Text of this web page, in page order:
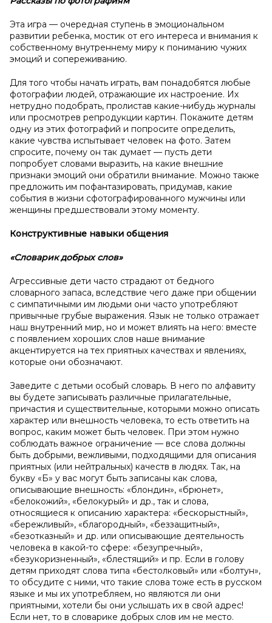
Эта игра — очередная ступень в эмоциональном
развитии ребенка, мостик от его интереса и внимания к
собственному внутреннему миру к пониманию чужих
эмоций и сопереживанию.
Для того чтобы начать играть, вам понадобятся любые
фотографии людей, отражающие их настроение. Их
нетрудно подобрать, пролистав какие-нибудь журналы
или просмотрев репродукции картин. Покажите детям
одну из этих фотографий и попросите определить,
какие чувства испытывает человек на фото. Затем
спросите, почему он так думает — пусть дети
попробует словами выразить, на какие внешние
признаки эмоций они обратили внимание. Можно также
предложить им пофантазировать, придумав, какие
события в жизни сфотографированного мужчины или
женщины предшествовали этому моменту.
Конструктивные навыки общения
«Словарик добрых слов»
Агрессивные дети часто страдают от бедного
словарного запаса, вследствие чего даже при общении
с симпатичными им людьми они часто употребляют
привычные грубые выражения. Язык не только отражает
наш внутренний мир, но и может влиять на него: вместе
с появлением хороших слов наше внимание
акцентируется на тех приятных качествах и явлениях,
которые они обозначают.
Заведите с детьми особый словарь. В него по алфавиту
вы будете записывать различные прилагательные,
причастия и существительные, которыми можно описать
характер или внешность человека, то есть ответить на
вопрос, каким может быть человек. При этом нужно
соблюдать важное ограничение — все слова должны
быть добрыми, вежливыми, подходящими для описания
приятных (или нейтральных) качеств в людях. Так, на
букву «Б» у вас могут быть записаны как слова,
описывающие внешность: «блондин», «брюнет»,
«белокожий», «белокурый» и др., так и слова,
относящиеся к описанию характера: «бескорыстный»,
«бережливый», «благородный», «беззащитный»,
«безотказный» и др. или описывающие деятельность
человека в какой-то сфере: «безупречный»,
«безукоризненный», «блестящий» и пр. Если в голову
детям приходят слова типа «бестолковый» или «болтун»,
то обсудите с ними, что такие слова тоже есть в русском
языке и мы их употребляем, но являются ли они
приятными, хотели бы они услышать их в свой адрес!
Если нет, то в словарике добрых слов им не место.